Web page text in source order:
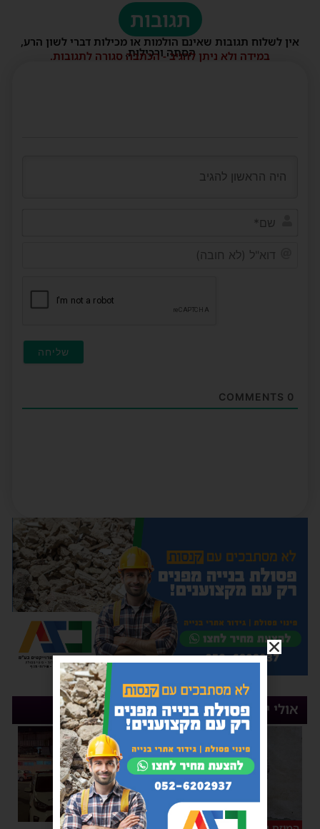
תגובות
אין לשלוח תגובות שאינם הולמות או מכילות דברי לשון הרע,
הסתה ורכילות.
במידה ולא ניתן להגיב - הכתבה סגורה לתגובות.
0
אולי יעניין אותך